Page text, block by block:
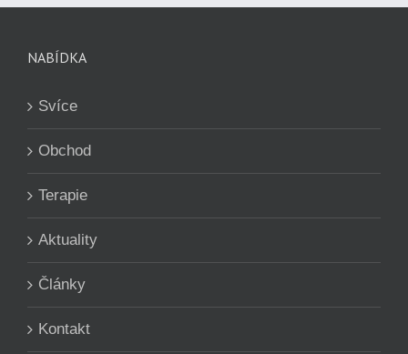
NABÍDKA
Svíce
Obchod
Terapie
Aktuality
Články
Kontakt